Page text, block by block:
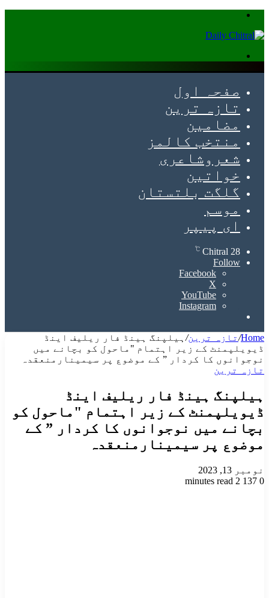
صفحہ اول
تازہ ترین
مضامین
منتخب کالمز
شعروشاعری
خواتین
گلگت بلتستان
موسم
ای پیپر
Chitral 28
℃
Follow
Facebook
X
YouTube
Instagram
Home
/تازہ ترین/ ہیلپنگ ہینڈ فار ریلیف اینڈ
ڈیویلپمنٹ کے زیر اہتمام "ماحول کو بچانے میں
نوجوانوں کا کردار ” کے موضوع پر سیمینارمنعقدہ
تازہ ترین
ہیلپنگ ہینڈ فار ریلیف اینڈ
ڈیویلپمنٹ کے زیر اہتمام "ماحول کو
بچانے میں نوجوانوں کا کردار ” کے
موضوع پر سیمینارمنعقدہ
نومبر 13, 2023
0
2 minutes read